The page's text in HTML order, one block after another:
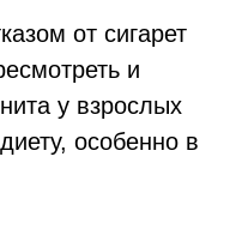
от сигарет
и
у взрослых
особенно в